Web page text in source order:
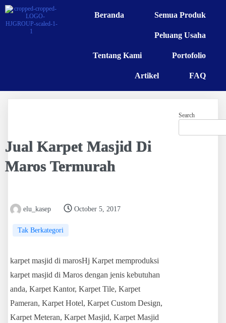
Beranda Semua Produk
Peluang Usaha
Tentang Kami Portofolio
Artikel FAQ
Jual Karpet Masjid Di
Maros Termurah
elu_kasep October 5, 2017
Tak Berkategori
karpet masjid di marosHj Karpet memproduksi
karpet masjid di Maros dengan jenis kebutuhan
anda, Karpet Kantor, Karpet Tile, Karpet
Pameran, Karpet Hotel, Karpet Custom Design,
Karpet Meteran, Karpet Masjid, Karpet Masjid
Search